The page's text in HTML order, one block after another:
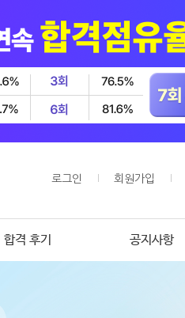
로그인 회원가입
합격 후기 공지사항